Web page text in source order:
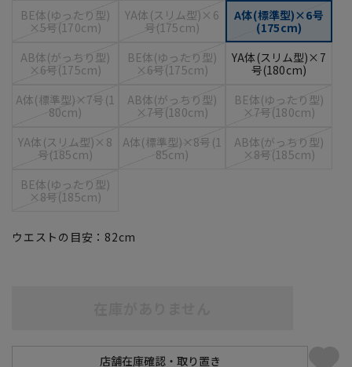
BE体(ゆったり型)
×5号(170cm)
YA体(スリム型)×6
号(175cm)
A体(標準型)×6号
(175cm)
AB体(がっちり型)
×6号(175cm)
BE体(ゆったり型)
×6号(175cm)
YA体(スリム型)×7
号(180cm)
A体(標準型)×7号(1
80cm)
AB体(がっちり型)
×7号(180cm)
BE体(ゆったり型)
×7号(180cm)
YA体(スリム型)×8
号(185cm)
A体(標準型)×8号(1
85cm)
AB体(がっちり型)
×8号(185cm)
BE体(ゆったり型)
×8号(185cm)
ウエストの目安： 82cm